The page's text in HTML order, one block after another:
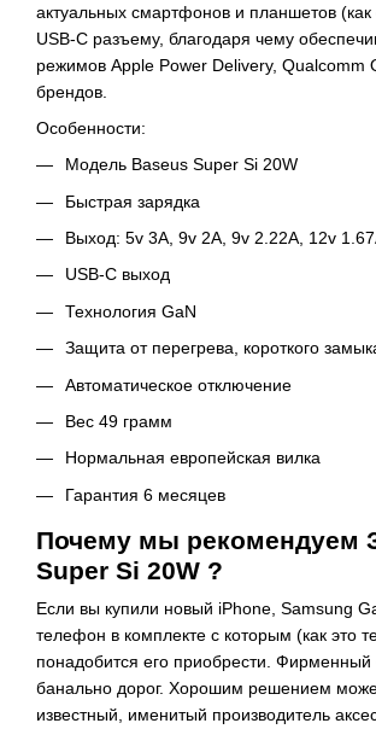
актуальных смартфонов и планшетов
USB-C разъему, благодаря чему
режимов Apple Power Delivery, Qualcomm
брендов.
Особенности:
Модель Baseus Super Si 20W
Быстрая зарядка
Выход: 5v 3A, 9v 2A, 9v 2.22A, 12v
USB-C выход
Технология GaN
Защита от перегрева, короткого
Автоматическое отключение
Вес 49 грамм
Нормальная европейская вилка
Гарантия 6 месяцев
Почему мы рекомендуем
Super Si 20W ?
Если вы купили новый iPhone, Samsung
телефон в комплекте с которым (как это
понадобится его приобрести.
банально дорог. Хорошим решением
известный, именитый производитель